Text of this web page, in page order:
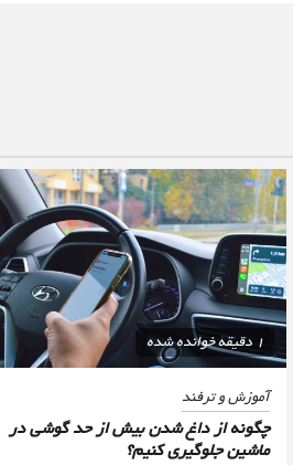
1 دقیقه خوانده شده
آموزش و ترفند
چگونه از داغ شدن بیش از حد گوشی در
ماشین جلوگیری کنیم؟